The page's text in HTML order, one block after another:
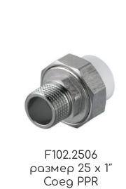
F102.2506
размер 25 x 1″
Соед PPR